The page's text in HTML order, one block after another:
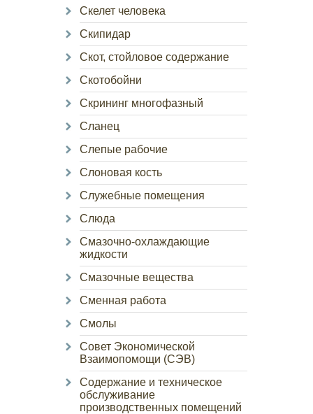
Скелет человека
Скипидар
Скот, стойловое содержание
Скотобойни
Скрининг многофазный
Сланец
Слепые рабочие
Слоновая кость
Служебные помещения
Слюда
Смазочно-охлаждающие
жидкости
Смазочные вещества
Сменная работа
Смолы
Совет Экономической
Взаимопомощи (СЭВ)
Содержание и техническое
обслуживание
производственных помещений